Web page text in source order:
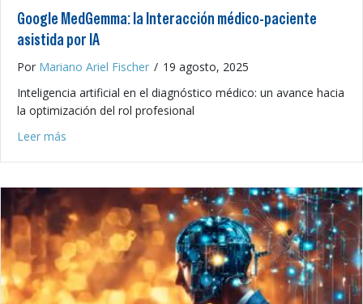
Google MedGemma: la Interacción médico-paciente
asistida por IA
Por Mariano Ariel Fischer / 19 agosto, 2025
Inteligencia artificial en el diagnóstico médico: un avance hacia
la optimización del rol profesional
Leer más